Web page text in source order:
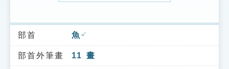
索引選單
知識索引
部首 魚 ㄩˊ
部首外筆畫 11 畫